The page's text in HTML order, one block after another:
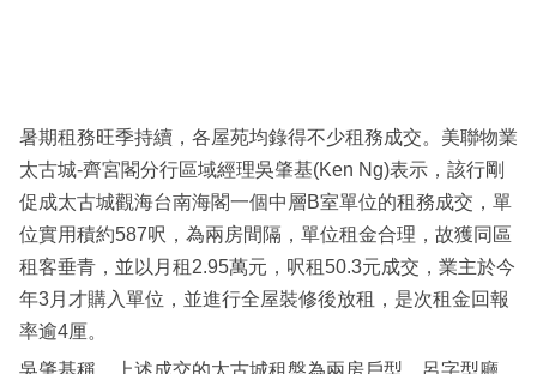
暑期租務旺季持續，各屋苑均錄得不少租務成交。美聯物業
太古城-齊宮閣分行區域經理吳肇基(Ken Ng)表示，該行剛
促成太古城觀海台南海閣一個中層B室單位的租務成交，單
位實用積約587呎，為兩房間隔，單位租金合理，故獲同區
租客垂青，並以月租2.95萬元，呎租50.3元成交，業主於今
年3月才購入單位，並進行全屋裝修後放租，是次租金回報
率逾4厘。
吳肇基稱，上述成交的太古城租盤為兩房戶型，呂字型廳，